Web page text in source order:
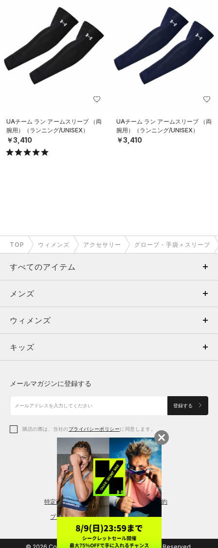
UAチーム ラン アームスリーブ （両
腕用）（ランニング/UNISEX）
￥3,410
UAチーム ラン アームスリーブ （両
腕用）（ランニング/UNISEX）
￥3,410
TOP ウィメンズ アクセサリー グローブ・手袋＋スリーブ
すべてのアイテム
メンズ
ウィメンズ
キッズ
アクセサリー
メンズ
トップス
ボトムス
アクセサリー
ウィメンズ
トップス
シューズ
アクセサリー
レギンス＆タイツ
キッズ
シューズ
メールマガジンに登録する
登録する
購読の際は、当社のプライバシーポリシーに同意します。
特定商取引法に基づく通販の表記 会員規約
プライバシーポリシー